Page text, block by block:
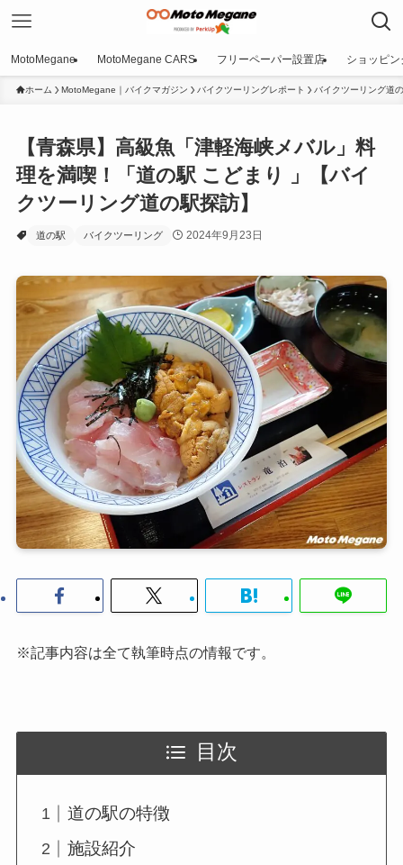
MotoMegane MotoMegane CARS フリーペーパー設置店 ショッピン
ホーム MotoMegane｜バイクマガジン バイクツーリングレポート バイクツーリング道
【青森県】高級魚「津軽海峡メバル」料
理を満喫！「道の駅 こどまり 」【バイ
クツーリング道の駅探訪】
道の駅 バイクツーリング 2024年9月23日
※記事内容は全て執筆時点の情報です。
目次
道の駅の特徴
施設紹介